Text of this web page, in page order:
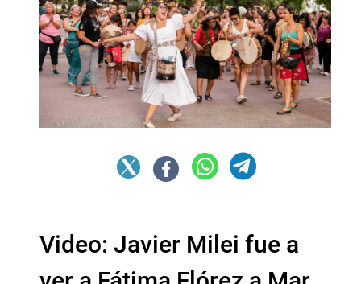
Video: Javier Milei fue a